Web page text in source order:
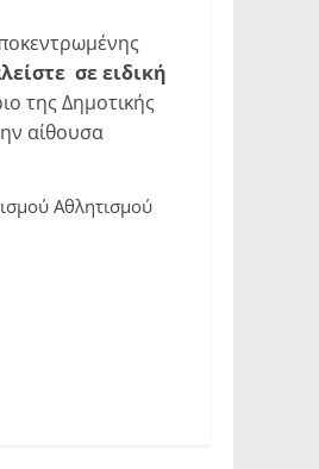
σε ειδική
της Δημοτικής
αίθουσα
Αθλητισμού